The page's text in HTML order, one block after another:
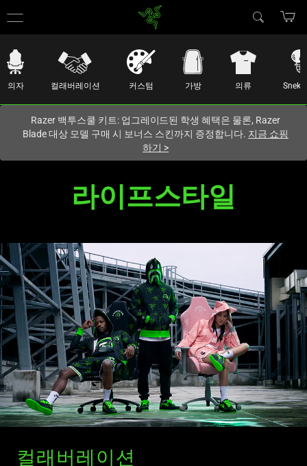
사이트에 있습니다.
의자 컬래버레이션 커스텀 가방 의류 Sneki
Razer 백투스쿨 키트: 업그레이드된 학생 혜택은 물론, Razer
Blade 대상 모델 구매 시 보너스 스킨까지 증정합니다. 지금 쇼핑
하기 >
이
프
스
타
일
|
라이프스타일
컬래버레이션